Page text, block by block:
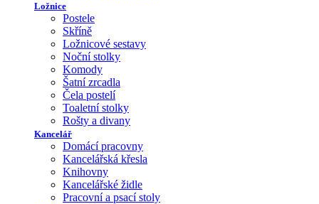
Ložnice
Postele
Skříně
Ložnicové sestavy
Noční stolky
Komody
Šatní zrcadla
Čela postelí
Toaletní stolky
Rošty a divany
Kancelář
Domácí pracovny
Kancelářská křesla
Knihovny
Kancelářské židle
Pracovní a psací stoly